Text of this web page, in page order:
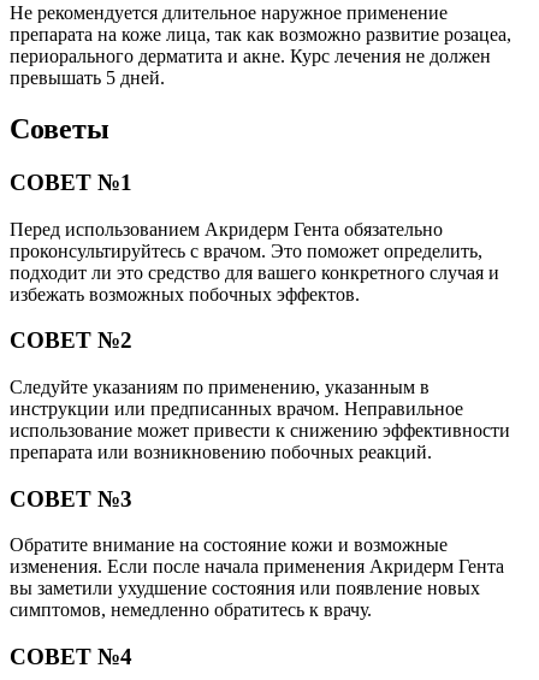
Не рекомендуется длительное наружное применение
препарата на коже лица, так как возможно развитие розацеа,
периорального дерматита и акне. Курс лечения не должен
превышать 5 дней.
Советы
СОВЕТ №1
Перед использованием Акридерм Гента обязательно
проконсультируйтесь с врачом. Это поможет определить,
подходит ли это средство для вашего конкретного случая и
избежать возможных побочных эффектов.
СОВЕТ №2
Следуйте указаниям по применению, указанным в
инструкции или предписанных врачом. Неправильное
использование может привести к снижению эффективности
препарата или возникновению побочных реакций.
СОВЕТ №3
Обратите внимание на состояние кожи и возможные
изменения. Если после начала применения Акридерм Гента
вы заметили ухудшение состояния или появление новых
симптомов, немедленно обратитесь к врачу.
СОВЕТ №4